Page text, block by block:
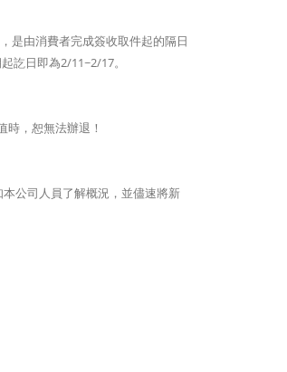
是由消費者完成簽收取件起的隔日
訖日即為2/11~2/17。
，恕無法辦退！
公司人員了解概況，並儘速將新